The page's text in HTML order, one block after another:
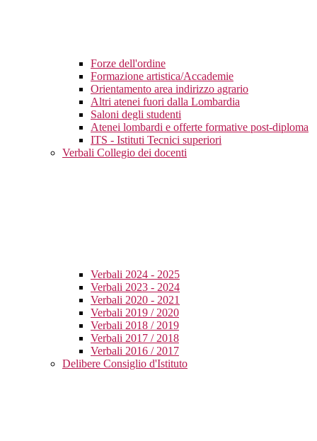
Forze dell'ordine
Formazione artistica/Accademie
Orientamento area indirizzo agrario
Altri atenei fuori dalla Lombardia
Saloni degli studenti
Atenei lombardi e offerte formative post-diploma
ITS - Istituti Tecnici superiori
Verbali Collegio dei docenti
Verbali 2024 - 2025
Verbali 2023 - 2024
Verbali 2020 - 2021
Verbali 2019 / 2020
Verbali 2018 / 2019
Verbali 2017 / 2018
Verbali 2016 / 2017
Delibere Consiglio d'Istituto